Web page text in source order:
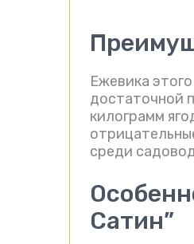
Ежевика
достаточной
килограмм
среди
Сатин”